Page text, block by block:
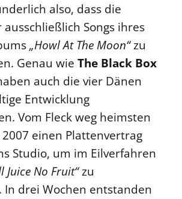
also, dass die
ausschließlich Songs ihres
„Howl At The Moon“zu
Genau wie The Black Box
auch die vier Dänen
Entwicklung
Vom Fleck weg heimsten
einen Plattenvertrag
Studio, um im Eilverfahren
Juice No Fruit“zu
In drei Wochen entstanden